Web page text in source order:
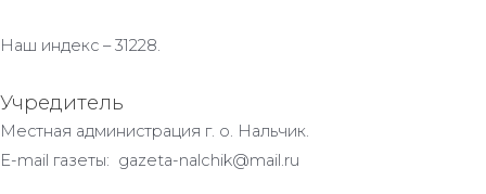
Наш индекс – 31228.
Учредитель
Местная администрация г. о. Нальчик.
E-mail газеты: gazeta-nalchik@mail.ru